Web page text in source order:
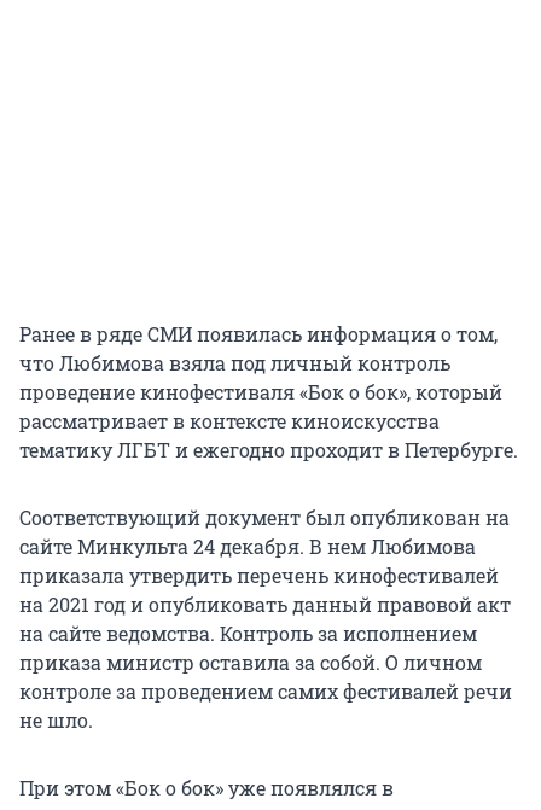
Ранее в ряде СМИ появилась информация о том,
что Любимова взяла под личный контроль
проведение кинофестиваля «Бок о бок», который
рассматривает в контексте киноискусства
тематику ЛГБТ и ежегодно проходит в Петербурге.
Соответствующий документ был опубликован на
сайте Минкульта 24 декабря. В нем Любимова
приказала утвердить перечень кинофестивалей
на 2021 год и опубликовать данный правовой акт
на сайте ведомства. Контроль за исполнением
приказа министр оставила за собой. О личном
контроле за проведением самих фестивалей речи
не шло.
При этом «Бок о бок» уже появлялся в